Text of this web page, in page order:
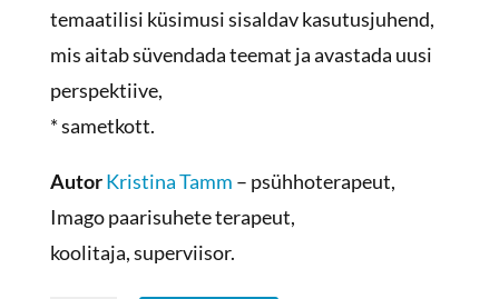
temaatilisi küsimusi sisaldav kasutusjuhend,
mis aitab süvendada teemat ja avastada uusi
perspektiive,
* sametkott.
AutorKristina Tamm – psühhoterapeut,
Imago paarisuhete terapeut,
koolitaja, superviisor.